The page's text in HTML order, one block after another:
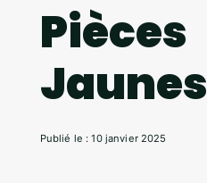
Pièces
Jaunes
Publié le : 10 janvier 2025